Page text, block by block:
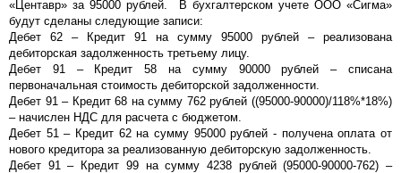
«Центавр» за 95000 рублей. В бухгалтерском учете ООО «Сигма»
будут сделаны следующие записи:
Дебет 62 – Кредит 91 на сумму 95000 рублей – реализована
дебиторская задолженность третьему лицу.
Дебет 91 – Кредит 58 на сумму 90000 рублей – списана
первоначальная стоимость дебиторской задолженности.
Дебет 91 – Кредит 68 на сумму 762 рублей ((95000-90000)/118%*18%)
– начислен НДС для расчета с бюджетом.
Дебет 51 – Кредит 62 на сумму 95000 рублей - получена оплата от
нового кредитора за реализованную дебиторскую задолженность.
Дебет 91 – Кредит 99 на сумму 4238 рублей (95000-90000-762) –